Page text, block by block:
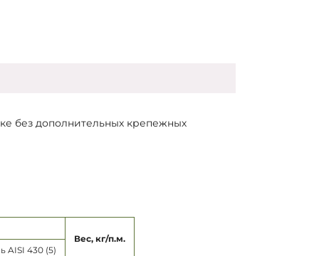
без дополнительных крепежных
Вес, кг/п.м.
AISI 430 (5)